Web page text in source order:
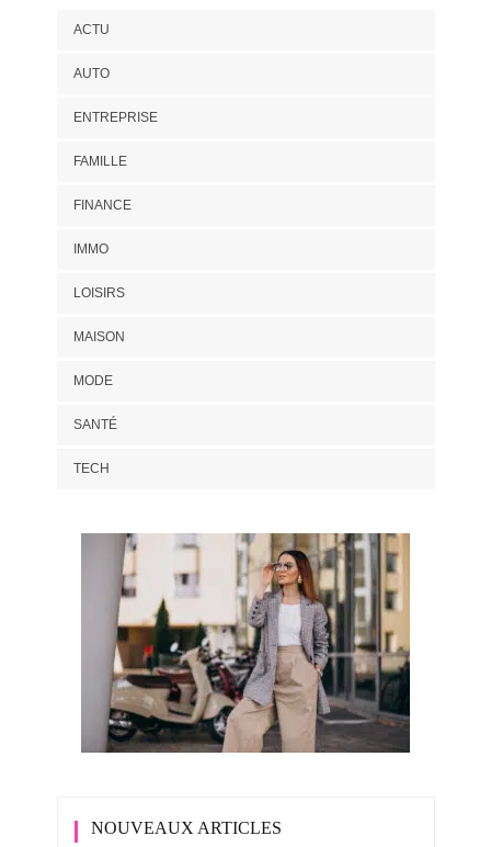
ACTU
AUTO
ENTREPRISE
FAMILLE
FINANCE
IMMO
LOISIRS
MAISON
MODE
SANTÉ
TECH
NOUVEAUX ARTICLES